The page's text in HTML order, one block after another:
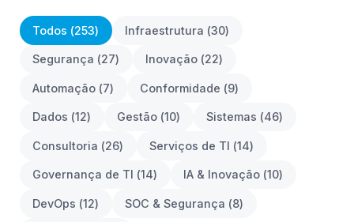
Todos (253) Infraestrutura (30)
Segurança (27) Inovação (22)
Automação (7) Conformidade (9)
Dados (12) Gestão (10) Sistemas (46)
Consultoria (26) Serviços de TI (14)
Governança de TI (14) IA & Inovação (10)
DevOps (12) SOC & Segurança (8)